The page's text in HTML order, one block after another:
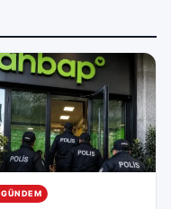
GÜNDEM